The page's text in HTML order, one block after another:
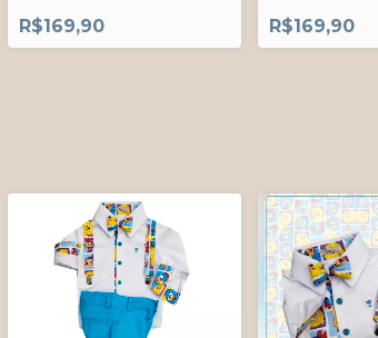
R$169,90
Trend
R$169,90